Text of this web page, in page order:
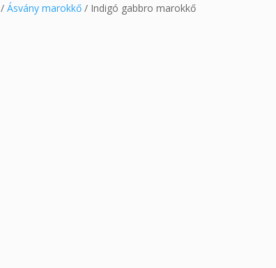
/Ásvány marokkő / Indigó gabbro marokkő